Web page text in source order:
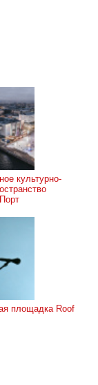
культурно-
площадка Roof